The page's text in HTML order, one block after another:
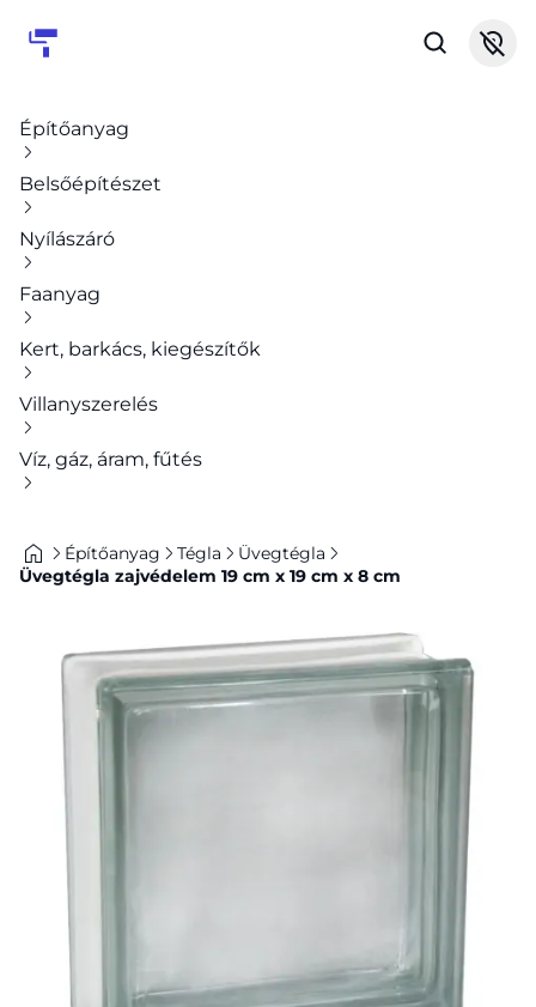
Építőanyag
Belsőépítészet
Nyílászáró
Faanyag
Kert, barkács, kiegészítők
Villanyszerelés
Víz, gáz, áram, fűtés
Építőanyag Tégla
Üvegtégla
Üvegtégla zajvédelem 19 cm x 19 cm x 8 cm